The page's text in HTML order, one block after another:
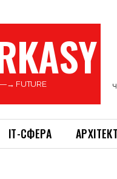
FUTURE
ІТ-СФЕРА